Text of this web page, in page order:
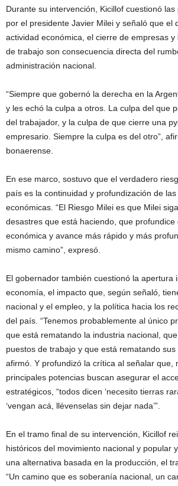
Durante su intervención, Kicillof cuestionó
por el presidente Javier Milei y señaló que el
actividad económica, el cierre de empresas
de trabajo son consecuencia directa del
administración nacional.
“Siempre que gobernó la derecha en la
y les echó la culpa a otros. La culpa del que
del trabajador, y la culpa de que cierre una
empresario. Siempre la culpa es del otro”,
bonaerense.
En ese marco, sostuvo que el verdadero
país es la continuidad y profundización de
económicas. “El Riesgo Milei es que Milei
desastres que está haciendo, que profundice
económica y avance más rápido y más
mismo camino”, expresó.
El gobernador también cuestionó la apertura
economía, el impacto que, según señaló,
nacional y el empleo, y la política hacia los
del país. “Tenemos probablemente al único
que está rematando la industria nacional,
puestos de trabajo y que está rematando sus
afirmó. Y profundizó la crítica al señalar que,
principales potencias buscan asegurar el
estratégicos, “todos dicen ‘necesito tierras
‘vengan acá, llévenselas sin dejar nada’”.
En el tramo final de su intervención, Kicillof
históricos del movimiento nacional y popular
una alternativa basada en la producción, el
“Un camino que es soberanía nacional, un